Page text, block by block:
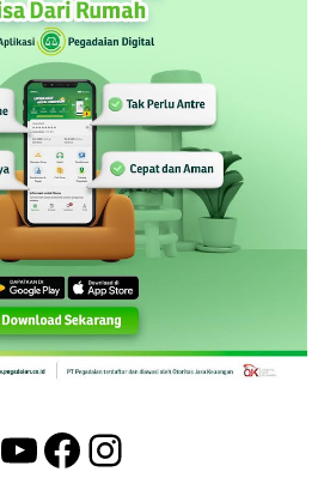
YouTube
Facebook
Instagram